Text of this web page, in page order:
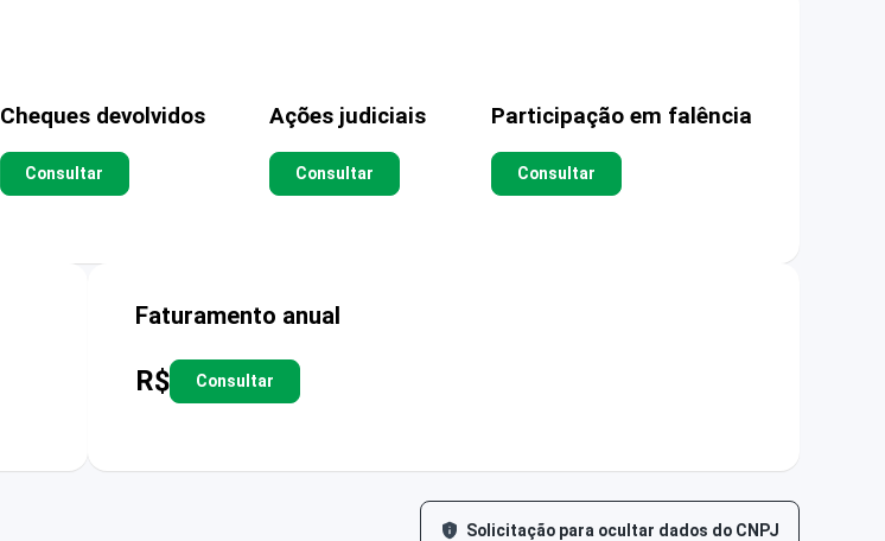
Cheques devolvidos
Consultar
Ações judiciais
Consultar
Participação em falência
Consultar
Faturamento anual
R$ Consultar
Solicitação para ocultar dados do CNPJ